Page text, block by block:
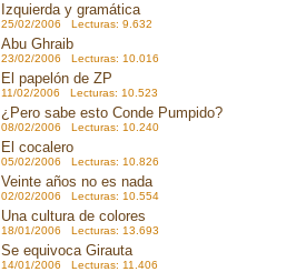
Izquierda y gramática
25/02/2006 Lecturas: 9.632
Abu Ghraib
23/02/2006 Lecturas: 10.016
El papelón de ZP
11/02/2006 Lecturas: 10.523
¿Pero sabe esto Conde Pumpido?
08/02/2006 Lecturas: 10.240
El cocalero
05/02/2006 Lecturas: 10.826
Veinte años no es nada
02/02/2006 Lecturas: 10.554
Una cultura de colores
18/01/2006 Lecturas: 13.693
Se equivoca Girauta
14/01/2006 Lecturas: 11.406